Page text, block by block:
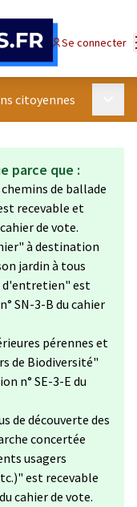
Se connecter
citoyennes
parce que :
de ballade
recevable et
de vote.
à destination
jardin à tous
d'entretien" est
SN-3-B du cahier
pérennes et
de Biodiversité"
n° SE-3-E du
de découverte des
concertée
usagers
est recevable
cahier de vote.